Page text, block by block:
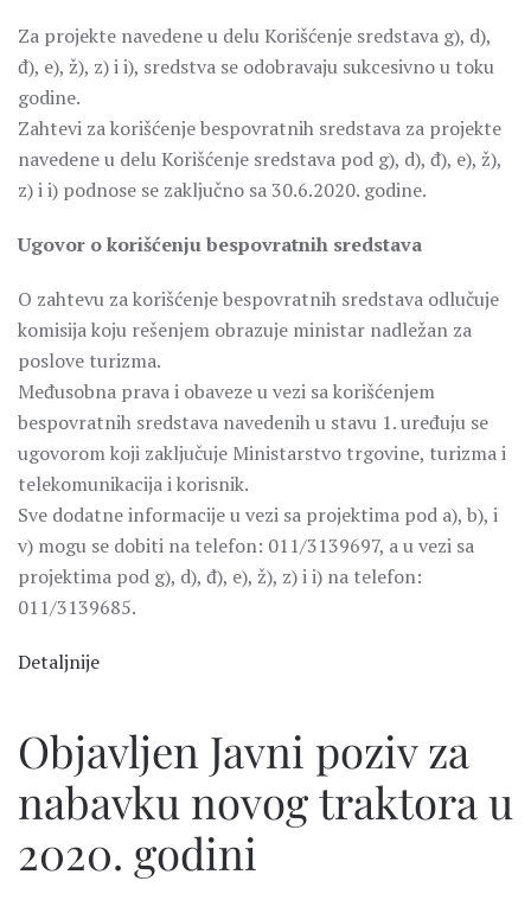
Za projekte navedene u delu Korišćenje sredstava g), d),
đ), e), ž), z) i i), sredstva se odobravaju sukcesivno u toku
godine.
Zahtevi za korišćenje bespovratnih sredstava za projekte
navedene u delu Korišćenje sredstava pod g), d), đ), e), ž),
z) i i) podnose se zaključno sa 30.6.2020. godine.
Ugovor o korišćenju bespovratnih sredstava
O zahtevu za korišćenje bespovratnih sredstava odlučuje
komisija koju rešenjem obrazuje ministar nadležan za
poslove turizma.
Međusobna prava i obaveze u vezi sa korišćenjem
bespovratnih sredstava navedenih u stavu 1. uređuju se
ugovorom koji zaključuje Ministarstvo trgovine, turizma i
telekomunikacija i korisnik.
Sve dodatne informacije u vezi sa projektima pod a), b), i
v) mogu se dobiti na telefon: 011/3139697, a u vezi sa
projektima pod g), d), đ), e), ž), z) i i) na telefon:
011/3139685.
Detaljnije
Objavljen Javni poziv za
nabavku novog traktora u
2020. godini